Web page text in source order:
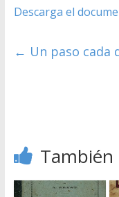
Descarga el
← Un paso cada